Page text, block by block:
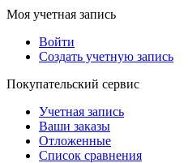
Моя учетная запись
Войти
Создать учетную запись
Покупательский сервис
Учетная запись
Ваши заказы
Отложенные
Список сравнения